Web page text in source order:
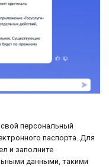
персональный
паспорта. Для
и заполните
данными, такими